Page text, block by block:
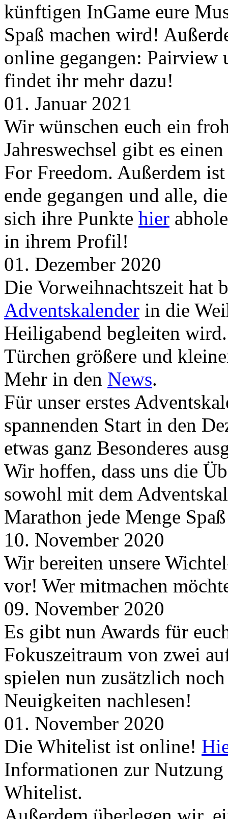
künftigen InGame eure
Spaß machen wird!
online gegangen:
findet ihr mehr dazu!
01. Januar 2021
Wir wünschen euch ein
Jahreswechsel gibt es einen
For Freedom. Außerdem
ende gegangen und alle,
sich ihre Punkte hier
in ihrem Profil!
01. Dezember 2020
Die Vorweihnachtszeit hat
Adventskalender in die
Heiligabend begleiten
Türchen größere und
Mehr in den News.
Für unser erstes
spannenden Start in den
etwas ganz Besonderes
Wir hoffen, dass uns die
sowohl mit dem
Marathon jede Menge
10. November 2020
Wir bereiten unsere
vor! Wer mitmachen
09. November 2020
Es gibt nun Awards für
Fokuszeitraum von zwei
spielen nun zusätzlich
Neuigkeiten nachlesen!
01. November 2020
Die Whitelist ist online!
Informationen zur
Whitelist.